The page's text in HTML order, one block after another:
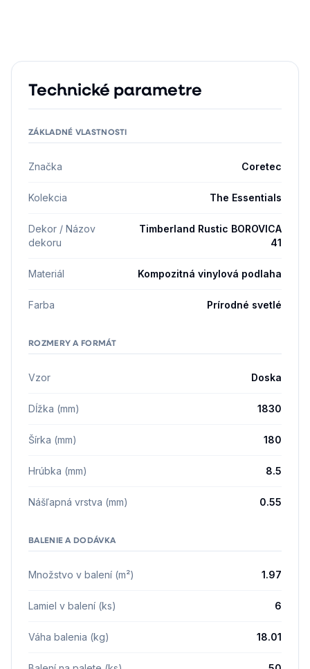
Technické parametre
ZÁKLADNÉ VLASTNOSTI
Značka Coretec
Kolekcia The Essentials
Dekor / Názov
dekoru
Timberland Rustic BOROVICA
41
Materiál Kompozitná vinylová podlaha
Farba Prírodné svetlé
ROZMERY A FORMÁT
Vzor Doska
Dĺžka (mm) 1830
Šírka (mm) 180
Hrúbka (mm) 8.5
Nášľapná vrstva (mm) 0.55
BALENIE A DODÁVKA
Množstvo v balení (m²) 1.97
Lamiel v balení (ks) 6
Váha balenia (kg) 18.01